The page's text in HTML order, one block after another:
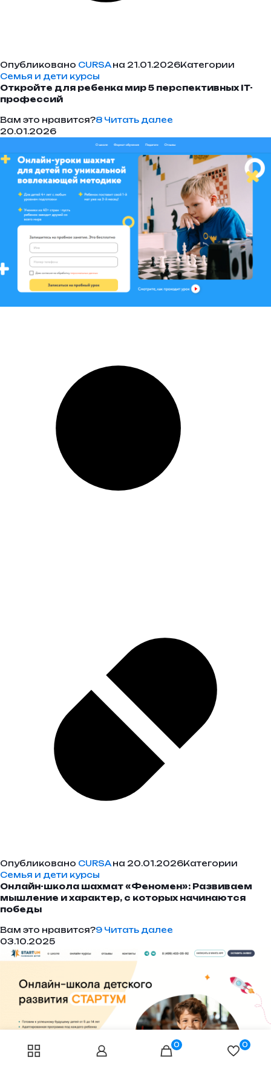
Опубликовано CURSAна 21.01.2026Категории
Семья и дети курсы
Откройте для ребенка мир 5 перспективных IT-
профессий
Вам это нравится?8 Читать далее
20.01.2026
Опубликовано CURSAна 20.01.2026Категории
Семья и дети курсы
Онлайн-школа шахмат «Феномен»: Развиваем
мышление и характер, с которых начинаются
победы
Вам это нравится?9 Читать далее
03.10.2025
0 0